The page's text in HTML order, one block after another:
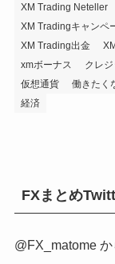
XM Trading Neteller
XM Tradingキャンペ
XM Trading出金
xmボーナス
クレ
仮想通貨
働きたく
経済
FXまとめ
@FX_matome